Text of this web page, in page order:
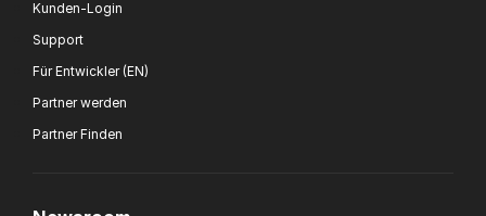
Kunden-Login
Support
Für Entwickler (EN)
Partner werden
Partner Finden